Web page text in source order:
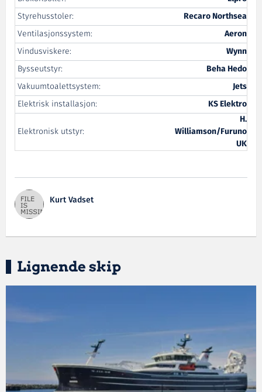
Styrehusstoler:
Recaro Northsea
Ventilasjonssystem:
Aeron
Vindusviskere:
Wynn
Bysseutstyr:
Beha Hedo
Vakuumtoalettsystem:
Jets
Elektrisk installasjon:
KS Elektro
Elektronisk utstyr:
H.
Williamson/Furuno
UK
Kurt Vadset
Lignende skip